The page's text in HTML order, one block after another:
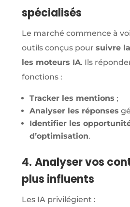
spécialisés
Le marché commence à
outils conçus pour suivre
les moteurs IA. Ils
fonctions :
Tracker les mentions ;
Analyser les réponses
Identifier les
d’optimisation.
4. Analyser vos
plus influents
Les IA privilégient :